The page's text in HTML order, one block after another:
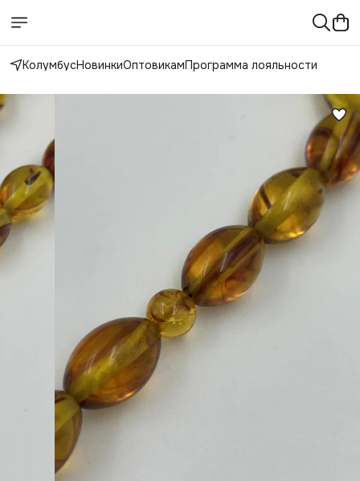
КолумбусНовинкиОптовикамПрограмма лояльности